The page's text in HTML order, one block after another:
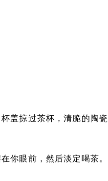
盖掠过茶杯，清脆的陶瓷
你眼前，然后淡定喝茶。